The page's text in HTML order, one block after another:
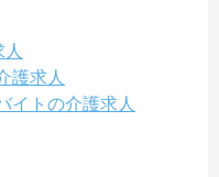
護求人
イトの介護求人